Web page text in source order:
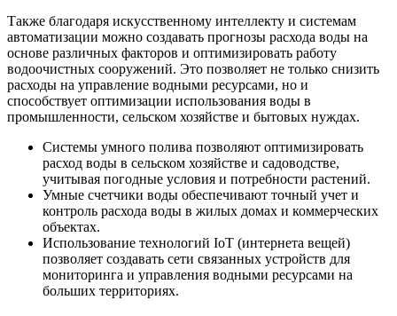
Также благодаря искусственному интеллекту и системам
автоматизации можно создавать прогнозы расхода воды на
основе различных факторов и оптимизировать работу
водоочистных сооружений. Это позволяет не только снизить
расходы на управление водными ресурсами, но и
способствует оптимизации использования воды в
промышленности, сельском хозяйстве и бытовых нуждах.
Системы умного полива позволяют оптимизировать
расход воды в сельском хозяйстве и садоводстве,
учитывая погодные условия и потребности растений.
Умные счетчики воды обеспечивают точный учет и
контроль расхода воды в жилых домах и коммерческих
объектах.
Использование технологий IoT (интернета вещей)
позволяет создавать сети связанных устройств для
мониторинга и управления водными ресурсами на
больших территориях.